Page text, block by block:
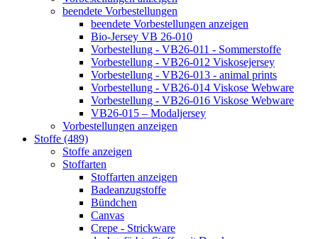
beendete Vorbestellungen
beendete Vorbestellungen anzeigen
Bio-Jersey VB 26-010
Vorbestellung - VB26-011 - Sommerstoffe
Vorbestellung - VB26-012 Viskosejersey
Vorbestellung - VB26-013 - animal prints
Vorbestellung - VB26-014 Viskose Webware
Vorbestellung - VB26-016 Viskose Webware
VB26-015 – Modaljersey
Vorbestellungen anzeigen
Stoffe (489)
Stoffe anzeigen
Stoffarten
Stoffarten anzeigen
Badeanzugstoffe
Bündchen
Canvas
Crepe - Strickware